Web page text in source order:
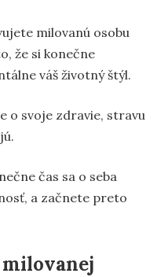
milovanú osobu
že si konečne
váš životný štýl.
o svoje zdravie, stravu
čas sa o seba
a začnete preto